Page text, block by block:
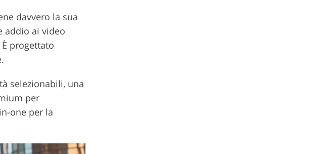
davvero la sua
addio ai video
progettato
selezionabili, una
per
one per la